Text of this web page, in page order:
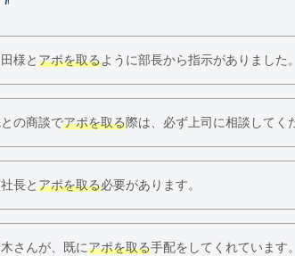
様とアポを取るように部長から指示がありました。
の商談でアポを取る際は、必ず上司に相談してく
長とアポを取る必要があります。
さんが、既にアポを取る手配をしてくれています。